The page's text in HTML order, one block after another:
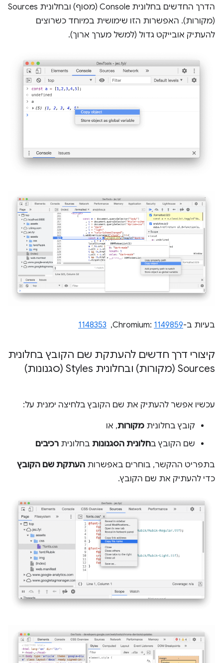
הדרך החדשים בחלונית Console (מסוף) ובחלונית Sources
(מקורות). האפשרות הזו שימושית במיוחד כשרוצים
להעתיק אובייקט גדול (למשל מערך ארוך).
בעיות ב-Chromium:1149859
, ‏
1148353
קיצורי דרך חדשים להעתקת שם הקובץ בחלונית
Sources (מקורות) ובחלונית Styles (סגנונות)
עכשיו אפשר להעתיק את שם הקובץ בלחיצה ימנית על:
קובץ בחלונית מקורות, או
שם הקובץ בחלונית הסגנונות בחלונית רכיבים
בתפריט ההקשר, בוחרים באפשרות העתקת שם הקובץ
כדי להעתיק את שם הקובץ.